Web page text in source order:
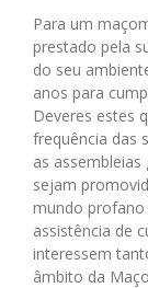
Para um
prestado pela
do seu
anos para
Deveres estes
frequência das
as assembleias
sejam
mundo
assistência de
interessem
âmbito da